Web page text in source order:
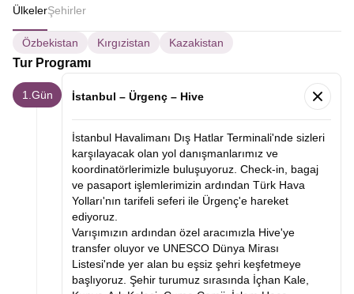
ÜlkelerŞehirler
Özbekistan Kırgızistan Kazakistan
Tur Programı
1.Gün İstanbul – Ürgenç – Hive
İstanbul Havalimanı Dış Hatlar Terminali'nde sizleri
karşılayacak olan yol danışmanlarımız ve
koordinatörlerimizle buluşuyoruz. Check-in, bagaj
ve pasaport işlemlerimizin ardından Türk Hava
Yolları'nın tarifeli seferi ile Ürgenç'e hareket
ediyoruz.
Varışımızın ardından özel aracımızla Hive'ye
transfer oluyor ve UNESCO Dünya Mirası
Listesi'nde yer alan bu eşsiz şehri keşfetmeye
başlıyoruz. Şehir turumuz sırasında İçhan Kale,